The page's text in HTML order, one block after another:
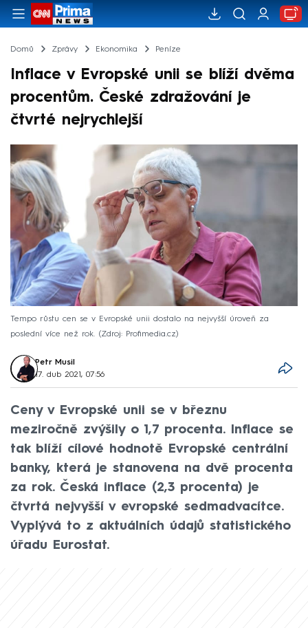
Domů Zprávy Ekonomika Peníze
Inflace v Evropské unii se blíží dvěma
procentům. České zdražování je
čtvrté nejrychlejší
Tempo růstu cen se v Evropské unii dostalo na nejvyšší úroveň za
poslední více než rok.
Zdroj: Profimedia.cz
Petr Musil
17. dub 2021, 07:56
Ceny v Evropské unii se v březnu
meziročně zvýšily o 1,7 procenta. Inflace se
tak blíží cílové hodnotě Evropské centrální
banky, která je stanovena na dvě procenta
za rok. Česká inflace (2,3 procenta) je
čtvrtá nejvyšší v evropské sedmadvacítce.
Vyplývá to z aktuálních údajů statistického
úřadu Eurostat.